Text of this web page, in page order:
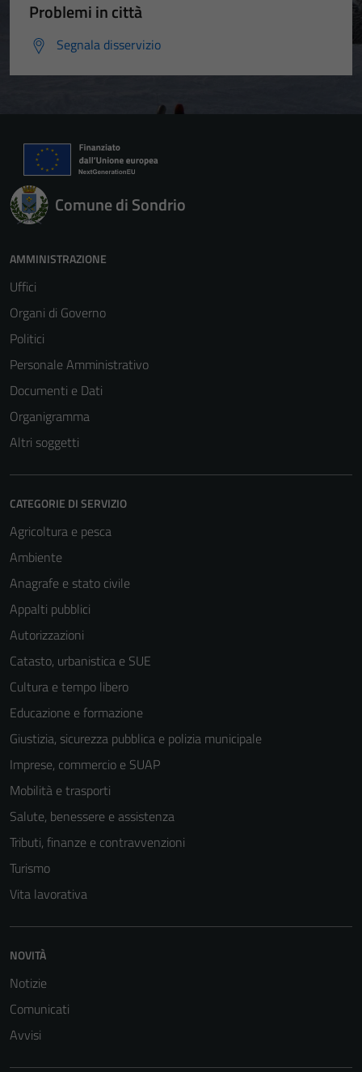
Problemi in città
Segnala disservizio
Comune di Sondrio
AMMINISTRAZIONE
Uffici
Organi di Governo
Politici
Personale Amministrativo
Documenti e Dati
Organigramma
Altri soggetti
CATEGORIE DI SERVIZIO
Agricoltura e pesca
Ambiente
Anagrafe e stato civile
Appalti pubblici
Autorizzazioni
Catasto, urbanistica e SUE
Cultura e tempo libero
Educazione e formazione
Giustizia, sicurezza pubblica e polizia municipale
Imprese, commercio e SUAP
Mobilità e trasporti
Salute, benessere e assistenza
Tributi, finanze e contravvenzioni
Turismo
Vita lavorativa
NOVITÀ
Notizie
Comunicati
Avvisi